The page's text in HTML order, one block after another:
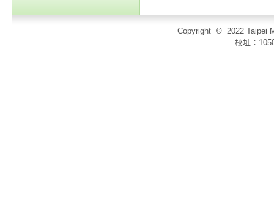
Copyright © 2022 Taipei
校址：